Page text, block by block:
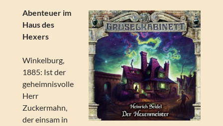
Abenteuer im
Haus des
Hexers
Winkelburg,
1885: Ist der
geheimnisvolle
Herr
Zuckermahn,
der einsam in